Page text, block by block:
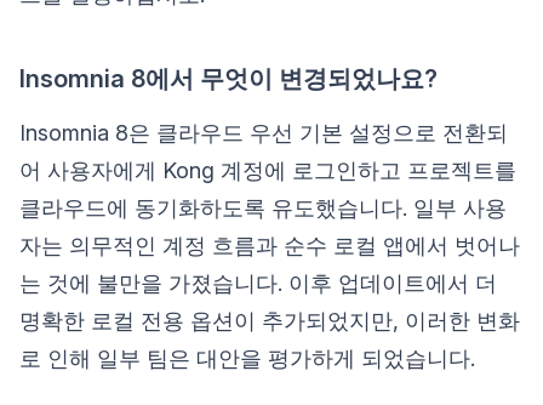
Insomnia 8에서 무엇이 변경되었나요?
Insomnia 8은 클라우드 우선 기본 설정으로 전환되
어 사용자에게 Kong 계정에 로그인하고 프로젝트를
클라우드에 동기화하도록 유도했습니다. 일부 사용
자는 의무적인 계정 흐름과 순수 로컬 앱에서 벗어나
는 것에 불만을 가졌습니다. 이후 업데이트에서 더
명확한 로컬 전용 옵션이 추가되었지만, 이러한 변화
로 인해 일부 팀은 대안을 평가하게 되었습니다.